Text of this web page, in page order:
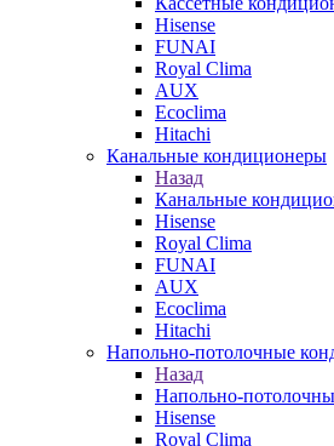
Hisense
FUNAI
Royal Clima
AUX
Ecoclima
Hitachi
Канальные кондиционеры
Назад
Канальные
Hisense
Royal Clima
FUNAI
AUX
Ecoclima
Hitachi
Напольно-потолочные
Назад
Напольно-
Hisense
Royal Clima